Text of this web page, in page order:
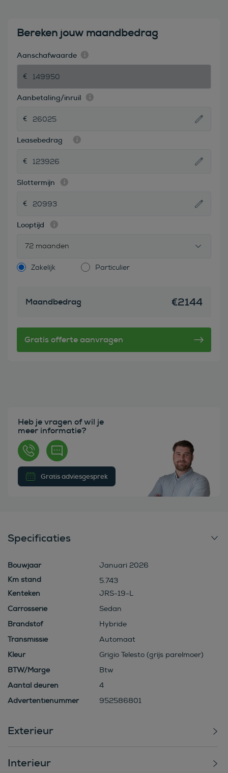
Bereken jouw maandbedrag
Aanschafwaarde
Aanbetaling/inruil
Leasebedrag
Slottermijn
Looptijd
72 maanden
Zakelijk Particulier
Maandbedrag €2144
Heb je vragen of wil je
meer informatie?
Gratis adviesgesprek
Specificaties
Bouwjaar
Januari 2026
5.743
Kenteken
JRS-19-L
Carrosserie
Sedan
Brandstof
Hybride
Transmissie
Automaat
Kleur
Grigio Telesto (grijs parelmoer)
BTW/Marge
Btw
Aantal deuren
4
Advertentienummer
952586801
Exterieur
Interieur